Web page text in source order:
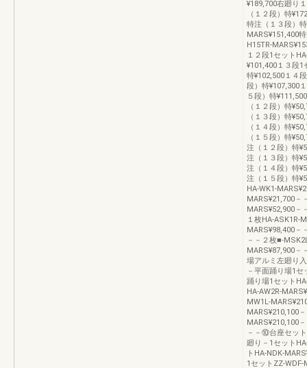
¥189,700右廻り
（１２段）特
特注（１３段）
MARS¥151,400
H15TR-
１２段1セット
¥101,400１３段1
特¥102,500１４
段）特¥107,300
５段）特
（１２段）特
（１３段）特
（１４段）特
（１５段）特
注（１２段）特
注（１３段）特
注（１４段）特
注（１５段）特
HA-WK1-
MARS¥21,700－
MARS¥52,900－
１枚HA-ASK1R-
MARS¥98,400－
－－２枚■-
MARS¥87,900－
場アルミ左廻り
－平面踊り場1セ
踊り場1セット
HA-AW2R-
MW1L-
MARS¥210,100
MARS¥210,100
－－⑩台座セッ
廻り－1セット
トHA-NDK-
1セットZZ-